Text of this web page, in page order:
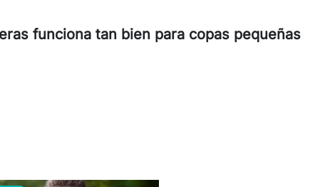
funciona tan bien para copas pequeñas